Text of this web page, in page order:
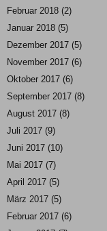
Februar 2018 (2)
Januar 2018 (5)
Dezember 2017 (5)
November 2017 (6)
Oktober 2017 (6)
September 2017 (8)
August 2017 (8)
Juli 2017 (9)
Juni 2017 (10)
Mai 2017 (7)
April 2017 (5)
März 2017 (5)
Februar 2017 (6)